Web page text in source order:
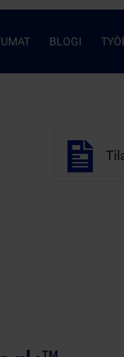
BLOGI